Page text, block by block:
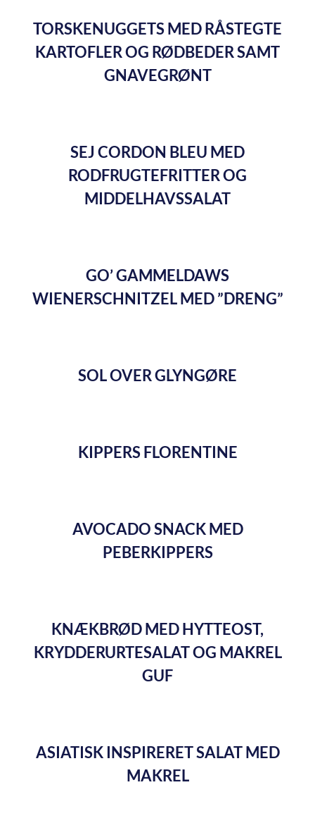
TORSKENUGGETS MED RÅSTEGTE
KARTOFLER OG RØDBEDER SAMT
GNAVEGRØNT
SEJ CORDON BLEU MED
RODFRUGTEFRITTER OG
MIDDELHAVSSALAT
GO’ GAMMELDAWS
WIENERSCHNITZEL MED ”DRENG”
SOL OVER GLYNGØRE
KIPPERS FLORENTINE
AVOCADO SNACK MED
PEBERKIPPERS
KNÆKBRØD MED HYTTEOST,
KRYDDERURTESALAT OG MAKREL
GUF
ASIATISK INSPIRERET SALAT MED
MAKREL